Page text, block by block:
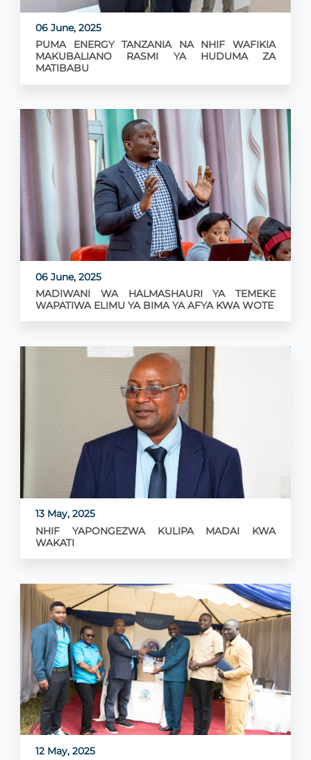
06 June, 2025
PUMA ENERGY TANZANIA NA NHIF WAFIKIA
MAKUBALIANO RASMI YA HUDUMA ZA
MATIBABU
06 June, 2025
MADIWANI WA HALMASHAURI YA TEMEKE
WAPATIWA ELIMU YA BIMA YA AFYA KWA WOTE
13 May, 2025
NHIF YAPONGEZWA KULIPA MADAI KWA
WAKATI
12 May, 2025